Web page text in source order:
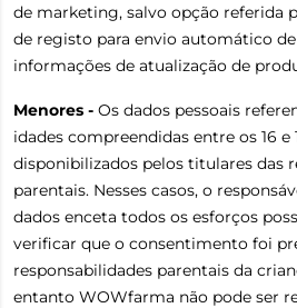
de marketing, salvo opção referida
de registo para envio automático
informações de atualização de
Menores - Os dados pessoais
idades compreendidas entre os 16 e
disponibilizados pelos titulares das
parentais. Nesses casos, o
dados enceta todos os esforços
verificar que o consentimento foi
responsabilidades parentais da
entanto WOWfarma não pode ser